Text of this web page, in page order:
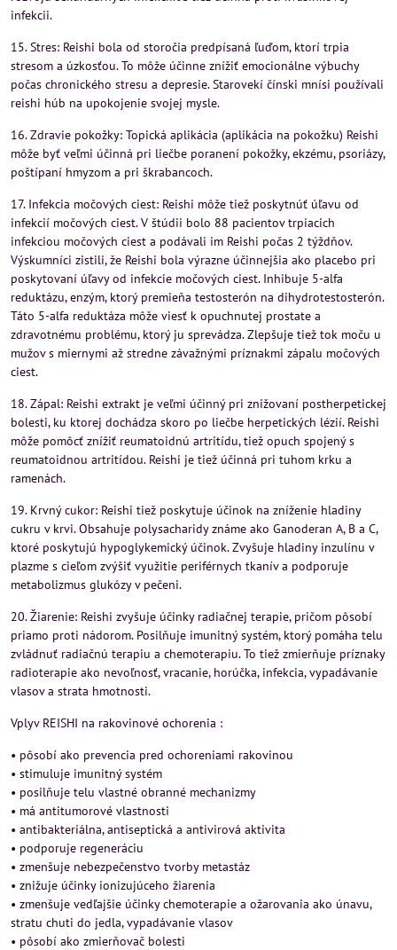
infekcii.
15. Stres: Reishi bola od storočia predpísaná ľuďom, ktorí trpia
stresom a úzkosťou. To môže účinne znížiť emocionálne výbuchy
počas chronického stresu a depresie. Starovekí čínski mnísi používali
reishi húb na upokojenie svojej mysle.
16. Zdravie pokožky: Topická aplikácia (aplikácia na pokožku) Reishi
môže byť veľmi účinná pri liečbe poranení pokožky, ekzému, psoriázy,
poštípaní hmyzom a pri škrabancoch.
17. Infekcia močových ciest: Reishi môže tiež poskytnúť úľavu od
infekcií močových ciest. V štúdii bolo 88 pacientov trpiacich
infekciou močových ciest a podávali im Reishi počas 2 týždňov.
Výskumníci zistili, že Reishi bola výrazne účinnejšia ako placebo pri
poskytovaní úľavy od infekcie močových ciest. Inhibuje 5-alfa
reduktázu, enzým, ktorý premieňa testosterón na dihydrotestosterón.
Táto 5-alfa reduktáza môže viesť k opuchnutej prostate a
zdravotnému problému, ktorý ju sprevádza. Zlepšuje tiež tok moču u
mužov s miernymi až stredne závažnými príznakmi zápalu močových
ciest.
18. Zápal: Reishi extrakt je veľmi účinný pri znižovaní postherpetickej
bolesti, ku ktorej dochádza skoro po liečbe herpetických lézií. Reishi
môže pomôcť znížiť reumatoidnú artritídu, tiež opuch spojený s
reumatoidnou artritídou. Reishi je tiež účinná pri tuhom krku a
ramenách.
19. Krvný cukor: Reishi tiež poskytuje účinok na zníženie hladiny
cukru v krvi. Obsahuje polysacharidy známe ako Ganoderan A, B a C,
ktoré poskytujú hypoglykemický účinok. Zvyšuje hladiny inzulínu v
plazme s cieľom zvýšiť využitie periférnych tkanív a podporuje
metabolizmus glukózy v pečeni.
20. Žiarenie: Reishi zvyšuje účinky radiačnej terapie, pričom pôsobí
priamo proti nádorom. Posilňuje imunitný systém, ktorý pomáha telu
zvládnuť radiačnú terapiu a chemoterapiu. To tiež zmierňuje príznaky
radioterapie ako nevoľnosť, vracanie, horúčka, infekcia, vypadávanie
vlasov a strata hmotnosti.
Vplyv REISHI na rakovinové ochorenia :
• pôsobí ako prevencia pred ochoreniami rakovinou
• stimuluje imunitný systém
• posilňuje telu vlastné obranné mechanizmy
• má antitumorové vlastnosti
• antibakteriálna, antiseptická a antivirová aktivita
• podporuje regeneráciu
• zmenšuje nebezpečenstvo tvorby metastáz
• znižuje účinky ionizujúceho žiarenia
• zmenšuje vedľajšie účinky chemoterapie a ožarovania ako únavu,
stratu chuti do jedla, vypadávanie vlasov
• pôsobí ako zmierňovač bolesti